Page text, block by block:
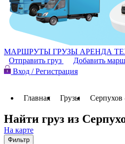
МАРШРУТЫ ГРУЗЫ АРЕНДА
Отправить груз
Добавить
Вход / Регистрация
Главная Грузы Серпухов
Найти груз из
На карте
Фильтр